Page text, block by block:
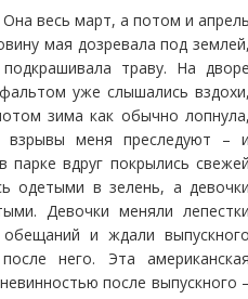
весь март, а потом и
мая дозревала под
траву. На
уже слышались
зима как обычно
взрывы меня преследуют –
парке вдруг покрылись
одетыми в зелень, а
Девочки меняли
и ждали
него. Эта
после выпускного